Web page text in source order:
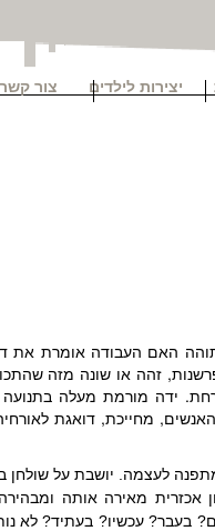
יצירות לילדים צור קשר
תוהה האם העבודה אומרת
זהה או שונה מזה
ידה מורמת מעלה בתנועה
מחייכת, דואגת
לעצמה. יושבת על שולחן
אכזרית מאירה אותה
בעבר? עכשיו? בעתיד? לא